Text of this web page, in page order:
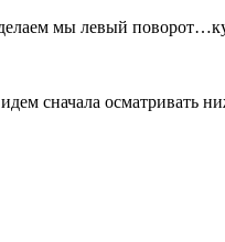
мы левый
сначала осматривать